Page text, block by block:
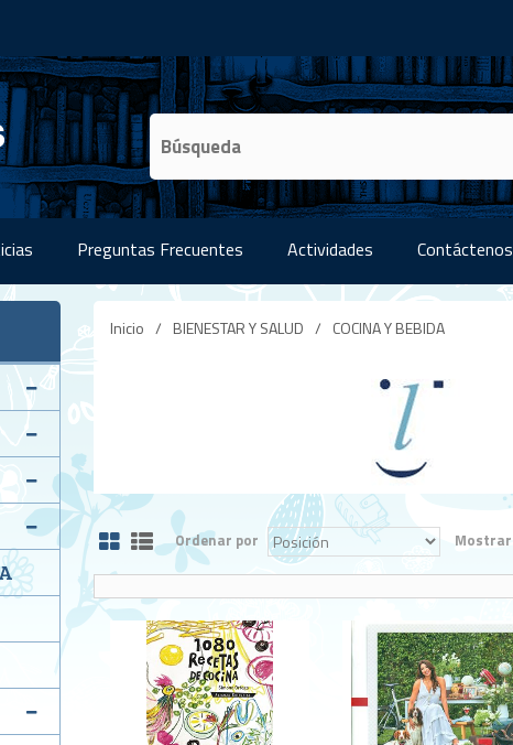
Preguntas Frecuentes Actividades Contáctenos
Inicio / BIENESTAR Y SALUD / COCINA Y BEBIDA
Ordenar por Mostrar